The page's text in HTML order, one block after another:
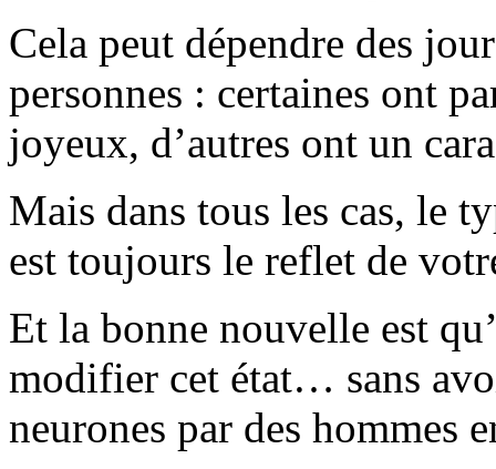
Cela peut dépendre des
personnes : certaines ont
joyeux, d’autres ont un
Mais dans tous les cas, le
est toujours le reflet de
Et la bonne nouvelle est
modifier cet état… sans
neurones par des hommes